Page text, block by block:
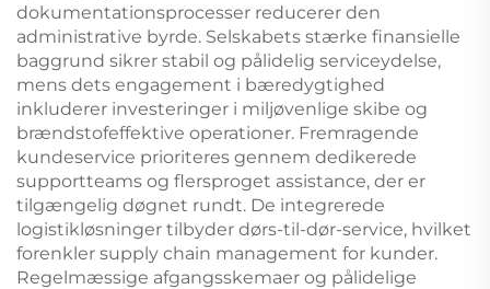
dokumentationsprocesser reducerer den
administrative byrde. Selskabets stærke finansielle
baggrund sikrer stabil og pålidelig serviceydelse,
mens dets engagement i bæredygtighed
inkluderer investeringer i miljøvenlige skibe og
brændstofeffektive operationer. Fremragende
kundeservice prioriteres gennem dedikerede
supportteams og flersproget assistance, der er
tilgængelig døgnet rundt. De integrerede
logistikløsninger tilbyder dørs-til-dør-service, hvilket
forenkler supply chain management for kunder.
Regelmæssige afgangsskemaer og pålidelige